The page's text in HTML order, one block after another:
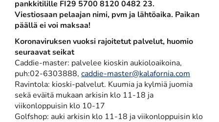
pankkitilille FI29 5700 8120 0482 23.
​​​​​​​Viestiosaan pelaajan nimi, pvm ja lähtöaika. Paikan
päällä ei voi maksaa!
Koronaviruksen vuoksi rajoitetut palvelut, huomio
seuraavat seikat
Caddie-master: palvelee kioskin aukioloaikoina,
puh:02-6303888, caddie-master@kalafornia.com
Ravintola: kioski-palvelut. Kuumia ja kylmiä juomia
sekä eväitä mukaan arkisin klo 11-18 ja
viikonloppuisin klo 10-17
Golfshop: auki arkisin klo 11-18 ja viikonloppuisin klo